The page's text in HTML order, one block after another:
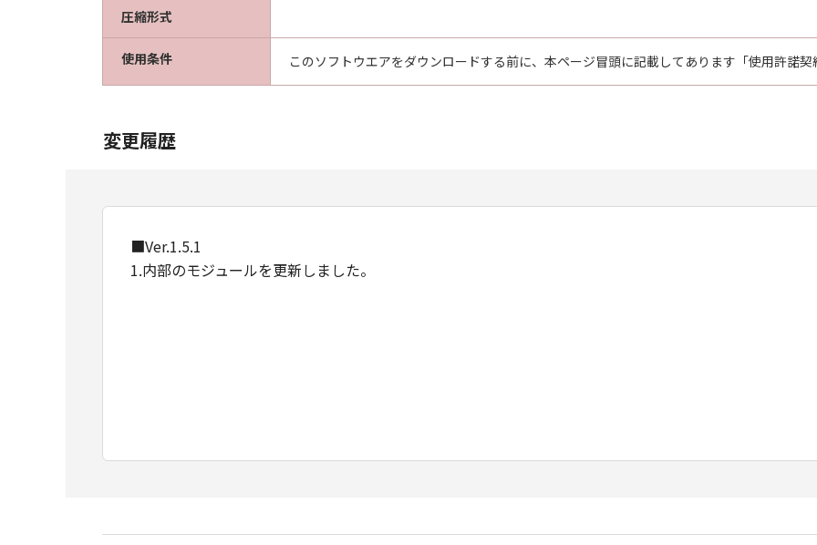
圧縮形式
使用条件 このソフトウエアをダウンロードする前に、本ページ冒頭に記載してあります「使用許諾契
変更履歴
■Ver.1.5.1
1.内部のモジュールを更新しました。